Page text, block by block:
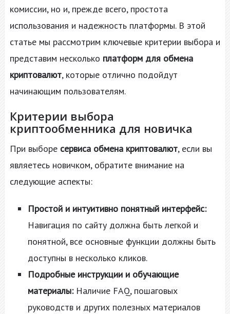
комиссии, но и, прежде всего, простота
использования и надежность платформы. В этой
статье мы рассмотрим ключевые критерии выбора и
представим несколько платформ для обмена
криптовалют, которые отлично подойдут
начинающим пользователям.
Критерии выбора
криптообменника для новичка
При выборе сервиса обмена криптовалют, если вы
являетесь новичком, обратите внимание на
следующие аспекты:
Простой и интуитивно понятный интерфейс:
Навигация по сайту должна быть легкой и
понятной, все основные функции должны быть
доступны в несколько кликов.
Подробные инструкции и обучающие
материалы:Наличие FAQ, пошаговых
руководств и других полезных материалов